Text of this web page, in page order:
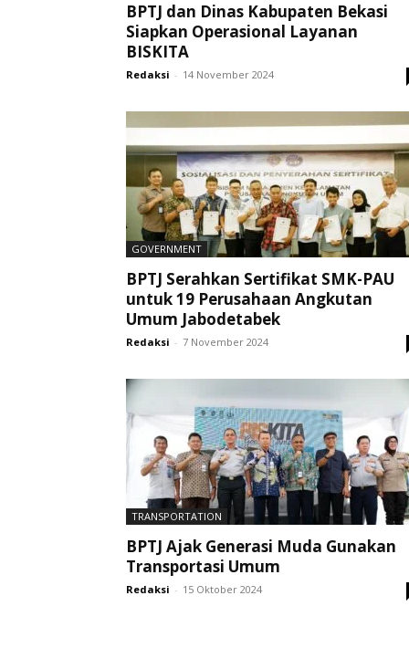
BPTJ dan Dinas Kabupaten Bekasi
Siapkan Operasional Layanan
BISKITA
Redaksi - 14 November 2024
GOVERNMENT
BPTJ Serahkan Sertifikat SMK-PAU
untuk 19 Perusahaan Angkutan
Umum Jabodetabek
Redaksi - 7 November 2024
TRANSPORTATION
BPTJ Ajak Generasi Muda Gunakan
Transportasi Umum
Redaksi - 15 Oktober 2024